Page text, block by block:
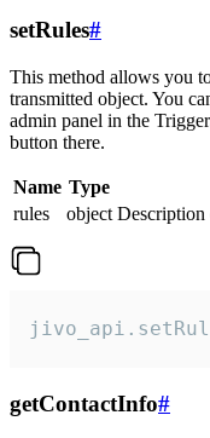
setRules#
This method allows you
transmitted object. You
admin panel in the
button there.
Name Type
rules
object Description
getContactInfo#